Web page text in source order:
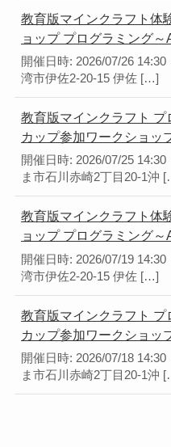
教育版マインクラフト体
ョップ プログラミング
開催日時: 2026/07/26
湾市伊佐2-20-15 伊佐 […]
教育版マインクラフト
カップ参加ワークショッ
開催日時: 2026/07/25
ま市石川赤崎2丁目20-1沖
教育版マインクラフト体
ョップ プログラミング
開催日時: 2026/07/19
湾市伊佐2-20-15 伊佐 […]
教育版マインクラフト
カップ参加ワークショッ
開催日時: 2026/07/18
ま市石川赤崎2丁目20-1沖